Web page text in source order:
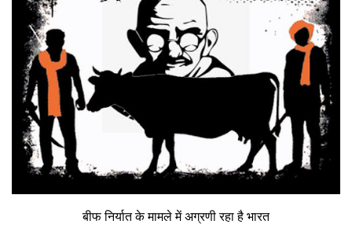
बीफ निर्यात के मामले में अग्रणी रहा है भारत